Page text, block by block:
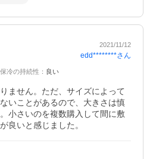
2021/11/12
edd********さん
保冷の持続性 ： 良い
ません。ただ、サイズによって
いことがあるので、大きさは慎
小さいのを複数購入して間に敷
良いと感じました。